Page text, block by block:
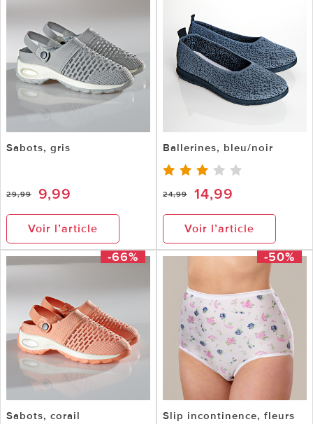
Sabots, gris
29,99 9,99
Voir l’article
Ballerines, bleu/noir
24,99 14,99
Voir l’article
-66%
Sabots, corail
-50%
Slip incontinence, fleurs